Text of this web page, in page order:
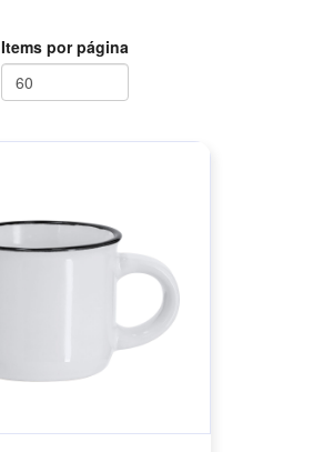
Items por página